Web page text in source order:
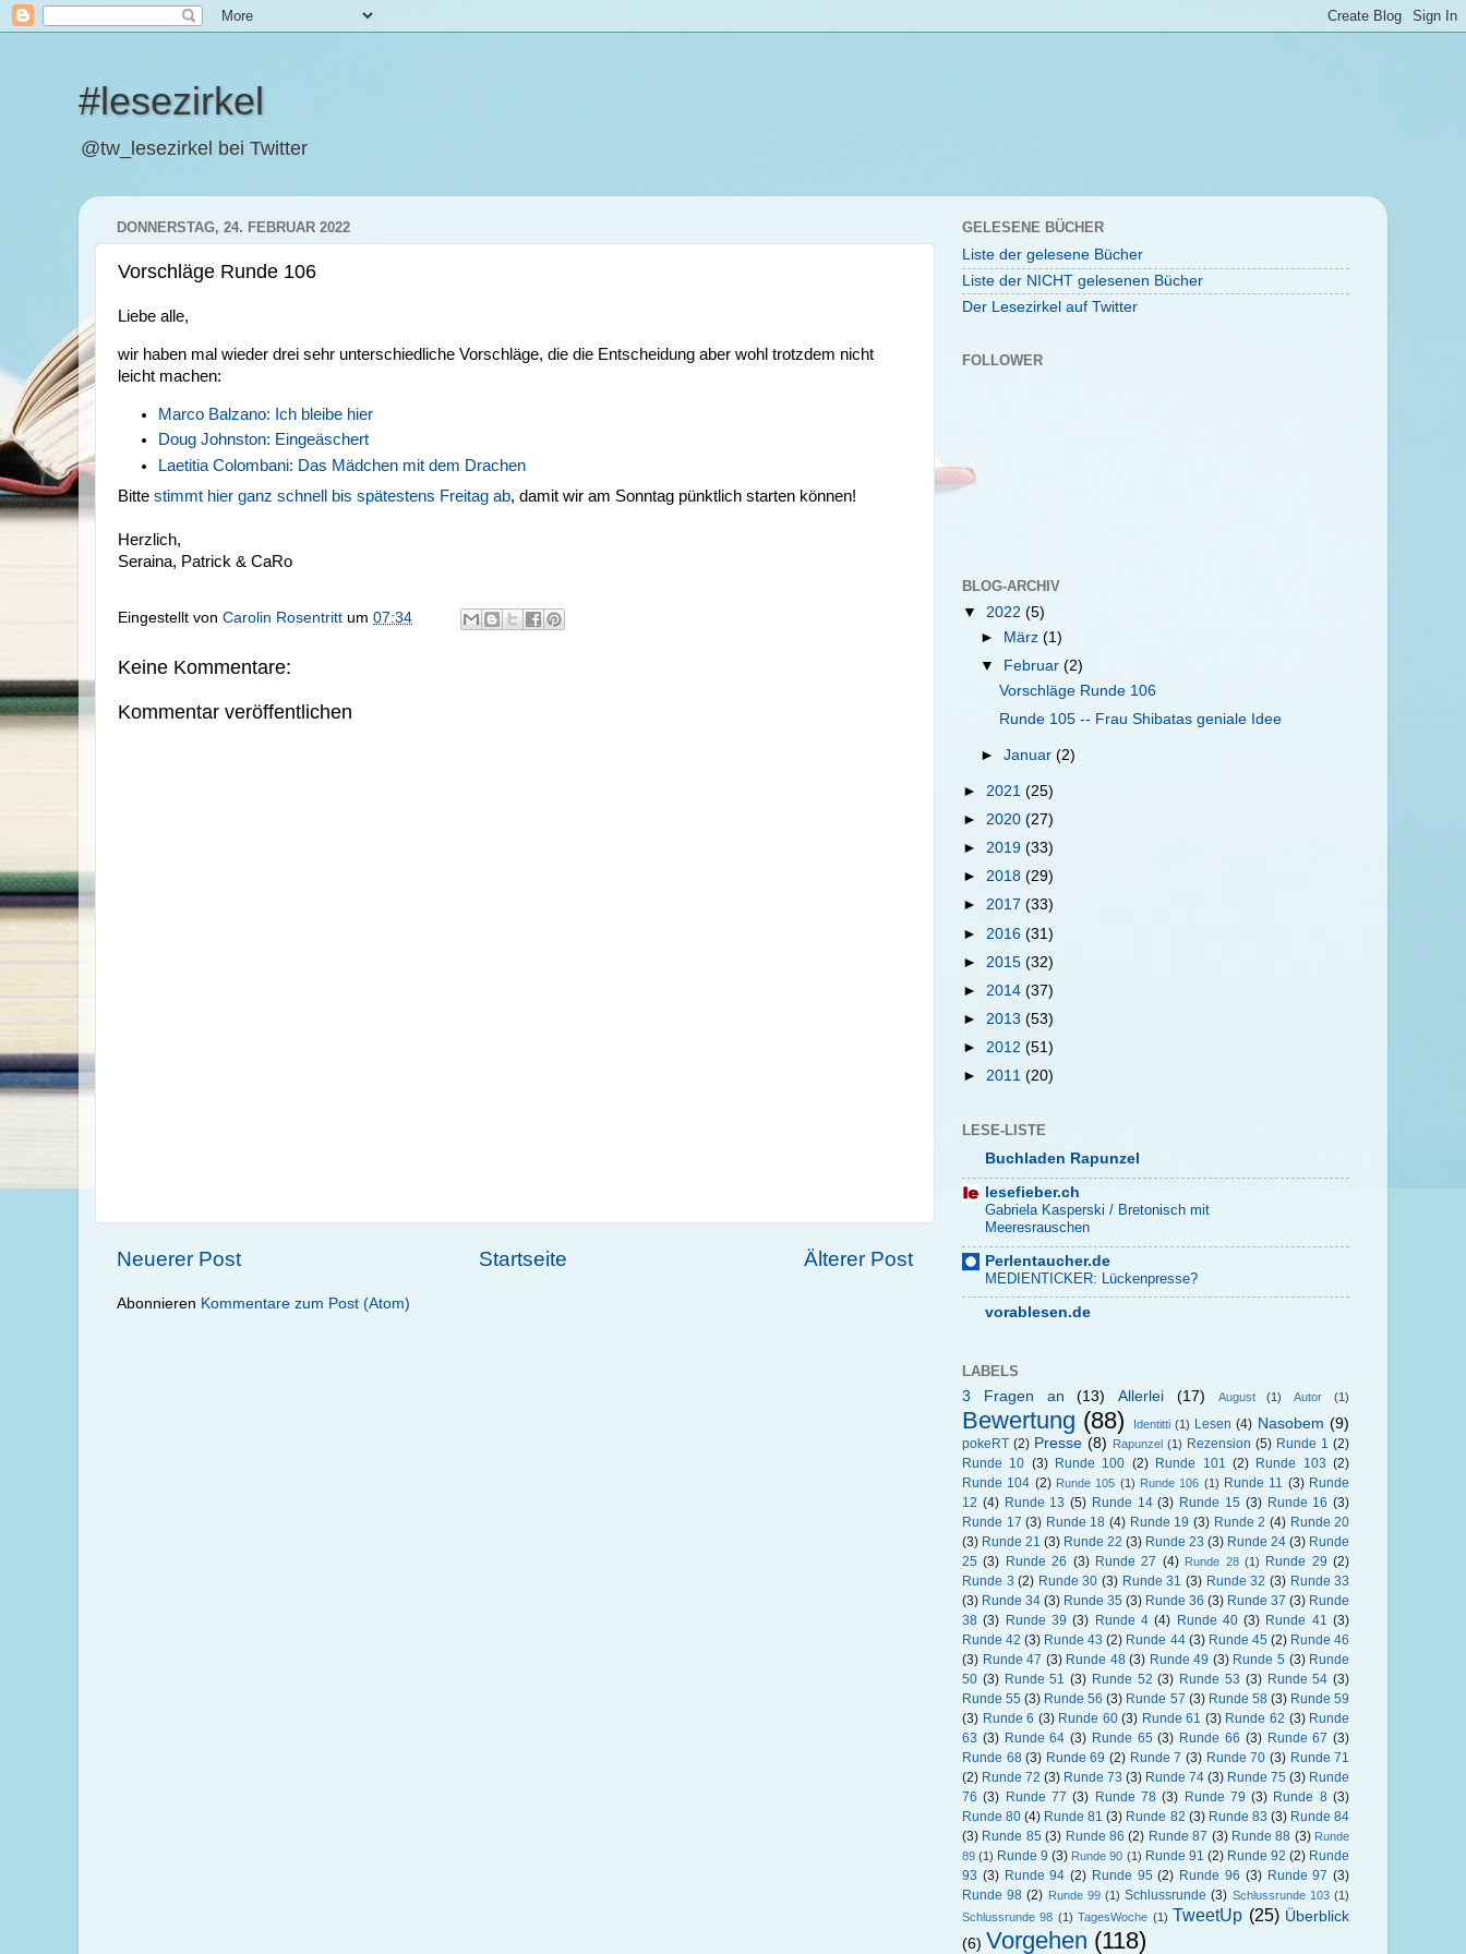
#lesezirkel
@tw_lesezirkel bei Twitter
DONNERSTAG, 24. FEBRUAR 2022
Vorschläge Runde 106
Liebe alle,
wir haben mal wieder drei sehr unterschiedliche Vorschläge, die die Entscheidung aber wohl trotzdem nicht
leicht machen:
Marco Balzano: Ich bleibe hier
Doug Johnston: Eingeäschert
Laetitia Colombani: Das Mädchen mit dem Drachen
Bitte stimmt hier ganz schnell bis spätestens Freitag ab, damit wir am Sonntag pünktlich starten können!
Herzlich,
Seraina, Patrick & CaRo
Eingestellt von Carolin Rosentritt um 07:34
Keine Kommentare:
Kommentar veröffentlichen
Neuerer Post Älterer Post
Startseite
Abonnieren Kommentare zum Post (Atom)
GELESENE BÜCHER
Liste der gelesene Bücher
Liste der NICHT gelesenen Bücher
Der Lesezirkel auf Twitter
FOLLOWER
BLOG-ARCHIV
▼ 2022 (5)
►
März(1)
▼
Februar(2)
Vorschläge Runde 106
Runde 105 -- Frau Shibatas geniale Idee
►Januar(2)
► 2021 (25)
► 2020 (27)
► 2019 (33)
► 2018 (29)
► 2017 (33)
► 2016 (31)
► 2015 (32)
► 2014 (37)
► 2013 (53)
► 2012 (51)
► 2011 (20)
LESE-LISTE
Buchladen Rapunzel
lesefieber.ch
Gabriela Kasperski / Bretonisch mit
Meeresrauschen
Perlentaucher.de
MEDIENTICKER: Lückenpresse?
vorablesen.de
LABELS
3 Fragen an
(13) Allerlei (17) August (1) Autor (1)
Bewertung (88) Identitti (1) Lesen (4) Nasobem (9)
pokeRT (2) Presse (8) Rapunzel (1) Rezension (5) Runde 1 (2)
Runde 10 (3) Runde 100 (2) Runde 101 (2) Runde 103 (2)
Runde 104 (2) Runde 105 (1) Runde 106 (1) Runde 11 (3) Runde
12 (4) Runde 13 (5) Runde 14 (3) Runde 15 (3) Runde 16 (3)
Runde 17 (3) Runde 18 (4) Runde 19 (3) Runde 2 (4) Runde 20
(3) Runde 21 (3) Runde 22 (3) Runde 23 (3) Runde 24 (3) Runde
25 (3) Runde 26 (3) Runde 27 (4) Runde 28 (1) Runde 29 (2)
Runde 3 (2) Runde 30 (3) Runde 31 (3) Runde 32 (3) Runde 33
(3) Runde 34 (3) Runde 35 (3) Runde 36 (3) Runde 37 (3) Runde
38 (3) Runde 39 (3) Runde 4 (4) Runde 40 (3) Runde 41 (3)
Runde 42 (3) Runde 43 (2) Runde 44 (3) Runde 45 (2) Runde 46
(3) Runde 47 (3) Runde 48 (3) Runde 49 (3) Runde 5 (3) Runde
50 (3) Runde 51 (3) Runde 52 (3) Runde 53 (3) Runde 54 (3)
Runde 55 (3) Runde 56 (3) Runde 57 (3) Runde 58 (3) Runde 59
(3) Runde 6 (3) Runde 60 (3) Runde 61 (3) Runde 62 (3) Runde
63 (3) Runde 64 (3) Runde 65 (3) Runde 66 (3) Runde 67 (3)
Runde 68 (3) Runde 69 (2) Runde 7 (3) Runde 70 (3) Runde 71
(2) Runde 72 (3) Runde 73 (3) Runde 74 (3) Runde 75 (3) Runde
76 (3) Runde 77 (3) Runde 78 (3) Runde 79 (3) Runde 8 (3)
Runde 80 (4) Runde 81 (3) Runde 82 (3) Runde 83 (3) Runde 84
(3) Runde 85 (3) Runde 86 (2) Runde 87 (3) Runde 88 (3) Runde
89 (1) Runde 9 (3) Runde 90 (1) Runde 91 (2) Runde 92 (2) Runde
93 (3) Runde 94 (2) Runde 95 (2) Runde 96 (3) Runde 97 (3)
Runde 98 (2) Runde 99 (1) Schlussrunde (3) Schlussrunde 103 (1)
Schlussrunde 98 (1) TagesWoche (1) TweetUp (25) Überblick
(6) Vorgehen (118)